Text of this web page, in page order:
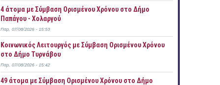
4 άτομα με Σύμβαση Ορισμένου Χρόνου στο Δήμο
Παπάγου - Χολαργού
Παρ, 07/08/2026 - 15:53
Κοινωνικός Λειτουργός με Σύμβαση Ορισμένου Χρόνου
στο Δήμο Τυρνάβου
Παρ, 07/08/2026 - 15:42
49 άτομα με Σύμβαση Ορισμένου Χρόνου στο Δήμο